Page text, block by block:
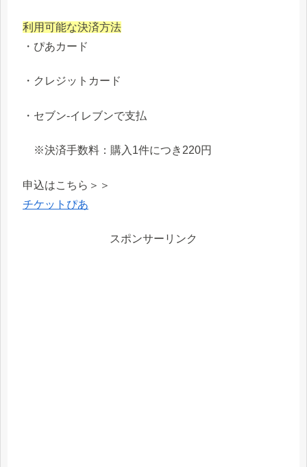
利用可能な決済方法
・ぴあカード
・クレジットカード
・セブン-イレブンで支払
※決済手数料：購入1件につき220円
申込はこちら＞＞
チケットぴあ
スポンサーリンク